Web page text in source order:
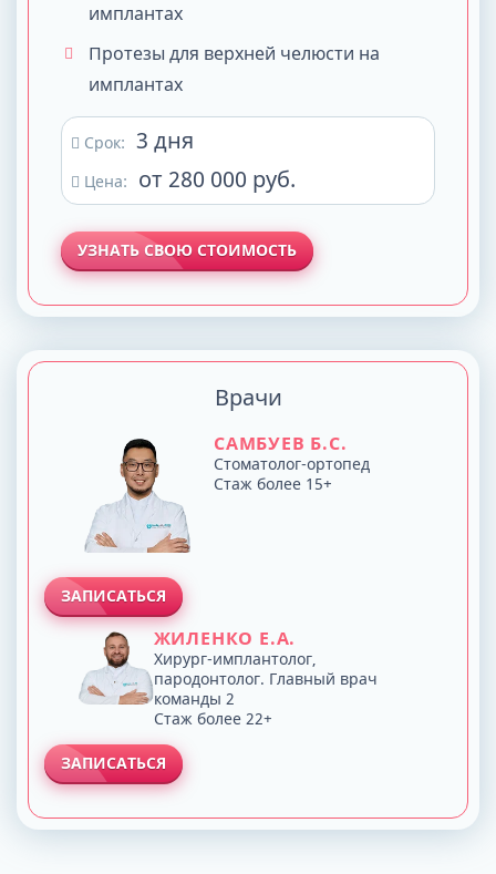
имплантах
Протезы для верхней челюсти на
имплантах
Срок: 3 дня
Цена: от 280 000 руб.
УЗНАТЬ СВОЮ СТОИМОСТЬ
Врачи
САМБУЕВ Б.С.
Стоматолог-ортопед
Стаж более 15+
ЗАПИСАТЬСЯ
ЖИЛЕНКО Е.А.
Хирург-имплантолог,
пародонтолог. Главный врач
команды 2
Стаж более 22+
ЗАПИСАТЬСЯ